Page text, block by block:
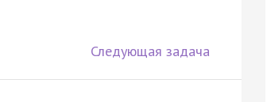
Следующая задача